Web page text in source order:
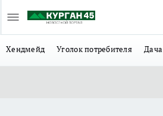
Хендмейд Уголок потребителя Дача